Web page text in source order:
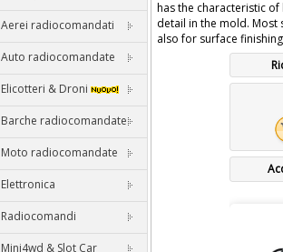
Aerei radiocomandati
Auto radiocomandate
Elicotteri & Droni
Barche radiocomandate
Moto radiocomandate
Elettronica
Radiocomandi
Mini4wd & Slot Car
has the characteristic
detail in the mold.
also for surface